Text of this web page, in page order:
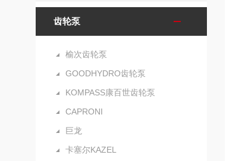
齿轮泵
榆次齿轮泵
GOODHYDRO齿轮泵
KOMPASS康百世齿轮泵
CAPRONI
巨龙
卡塞尔KAZEL